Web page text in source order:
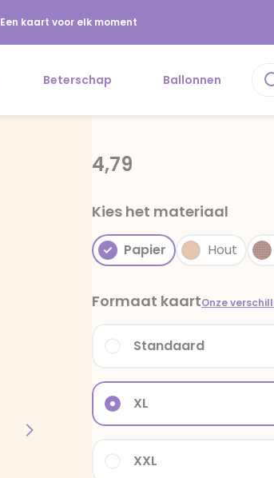
Een kaart voor elk moment
Beterschap Ballonnen
4,79
Kies het materiaal
Papier Hout
Formaat kaartOnze
XXL
XL
Standaard